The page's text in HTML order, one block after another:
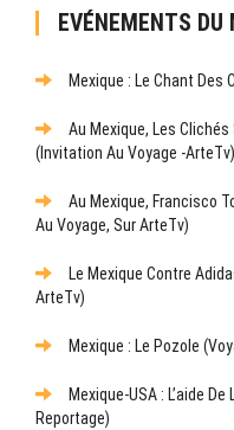
EVÉNEMENTS DU
Mexique : Le Chant Des
Au Mexique, Les
(Invitation Au Voyage -ArteTv)
Au Mexique, Francisco
Au Voyage, Sur ArteTv)
Le Mexique Contre
ArteTv)
Mexique : Le Pozole
Mexique-USA : L’aide
Reportage)